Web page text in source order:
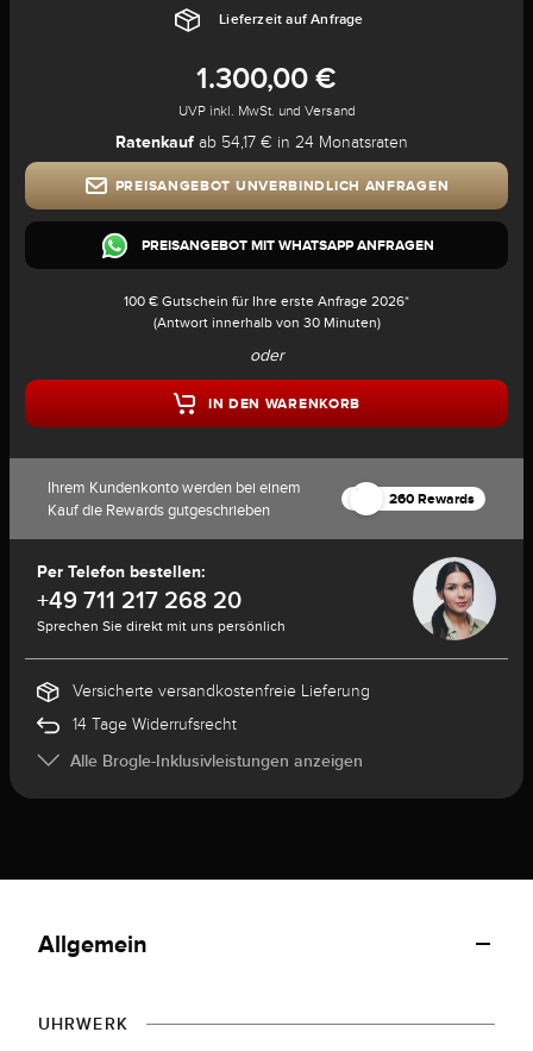
Lieferzeit auf Anfrage
1.300,00 €
UVP inkl. MwSt. und Versand
Ratenkauf ab 54,17 € in 24 Monatsraten
PREISANGEBOT UNVERBINDLICH ANFRAGEN
PREISANGEBOT MIT WHATSAPP ANFRAGEN
100 € Gutschein für Ihre erste Anfrage 2026*
(Antwort innerhalb von 30 Minuten)
oder
IN DEN WARENKORB
Ihrem Kundenkonto werden bei einem
Kauf die Rewards gutgeschrieben
260 Rewards
Per Telefon bestellen:
+49 711 217 268 20
Sprechen Sie direkt mit uns persönlich
Versicherte versandkostenfreie Lieferung
14 Tage Widerrufsrecht
Alle Brogle-Inklusivleistungen anzeigen
Allgemein
UHRWERK